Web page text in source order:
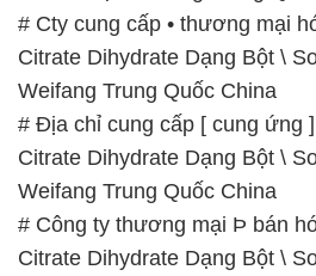
Citrate Dihydrate Dạng Bột \
Weifang Trung Quốc China
# Công ty thương mại Þ bán
Citrate Dihydrate Dạng Bột \
Weifang Trung Quốc China
# Địa chỉ chuyên phân phối »
Trisodium Citrate Dihydrate
Citrate Bột Weifang Trung